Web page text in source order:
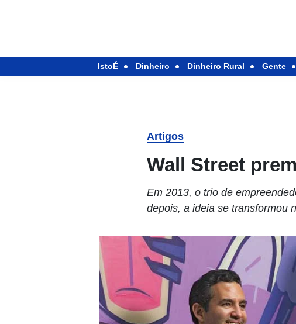
IstoÉ Dinheiro Dinheiro Rural Gente
Artigos
Wall Street
Em 2013, o trio de
depois, a ideia se transformou